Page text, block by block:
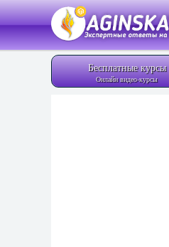
Бесплатные курсы
Онлайн видео-курсы